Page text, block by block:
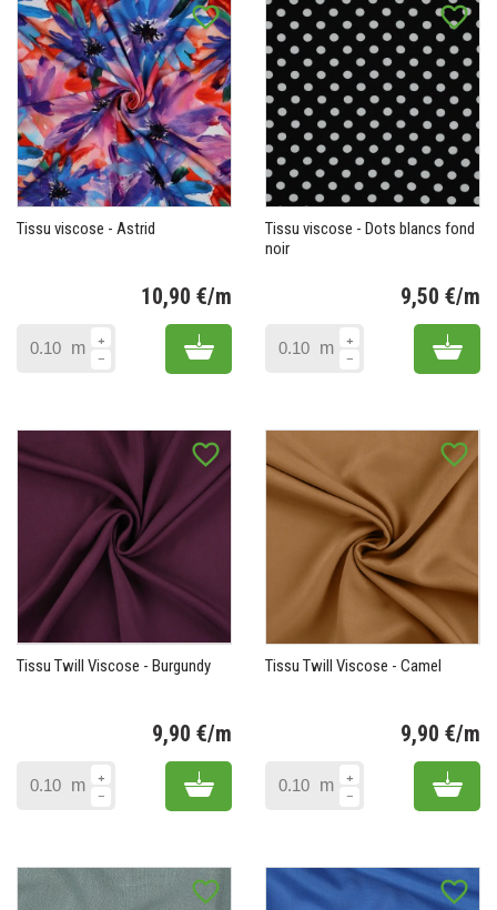
favorite_border
Tissu viscose - Astrid
10,90 €/m
m Add to cart
favorite_border
Tissu viscose - Dots blancs fond
noir
9,50 €/m
m Add
favorite_border
Tissu Twill Viscose - Burgundy
9,90 €/m
m Add to cart
favorite_border
Tissu Twill Viscose - Camel
9,90 €/m
m Add
favorite_border favorite_border